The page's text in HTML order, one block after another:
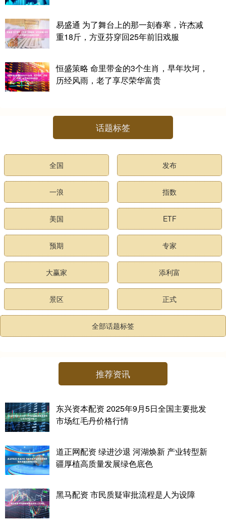
易盛通 为了舞台上的那一刻春寒，许杰减
重18斤，方亚芬穿回25年前旧戏服
恒盛策略 命里带金的3个生肖，早年坎坷，
历经风雨，老了享尽荣华富贵
话题标签
全国 发布
一浪 指数
美国 ETF
预期 专家
大赢家 添利富
景区 正式
全部话题标签
推荐资讯
东兴资本配资 2025年9月5日全国主要批发
市场红毛丹价格行情
道正网配资 绿进沙退 河湖焕新 产业转型新
疆厚植高质量发展绿色底色
黑马配资 市民质疑审批流程是人为设障